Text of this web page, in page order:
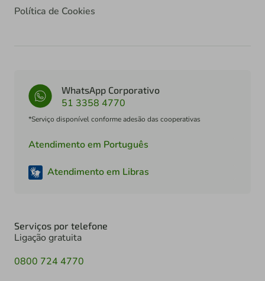
Política de Cookies
WhatsApp Corporativo
51 3358 4770
*Serviço disponível conforme adesão das cooperativas
Atendimento em Português
Atendimento em Libras
Serviços por telefone
Ligação gratuita
0800 724 4770